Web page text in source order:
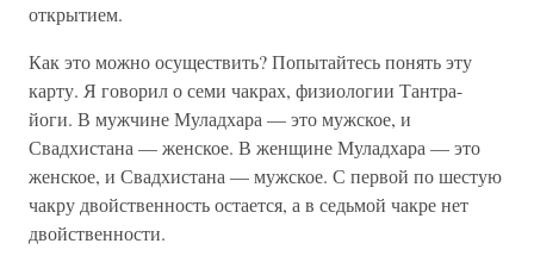
открытием.
Как это можно осуществить? Попытайтесь понять эту
карту. Я говорил о семи чакрах, физиологии Тантра-
йоги. В мужчине Муладхара — это мужское, и
Свадхистана — женское. В женщине Муладхара — это
женское, и Свадхистана — мужское. С первой по шестую
чакру двойственность остается, а в седьмой чакре нет
двойственности.